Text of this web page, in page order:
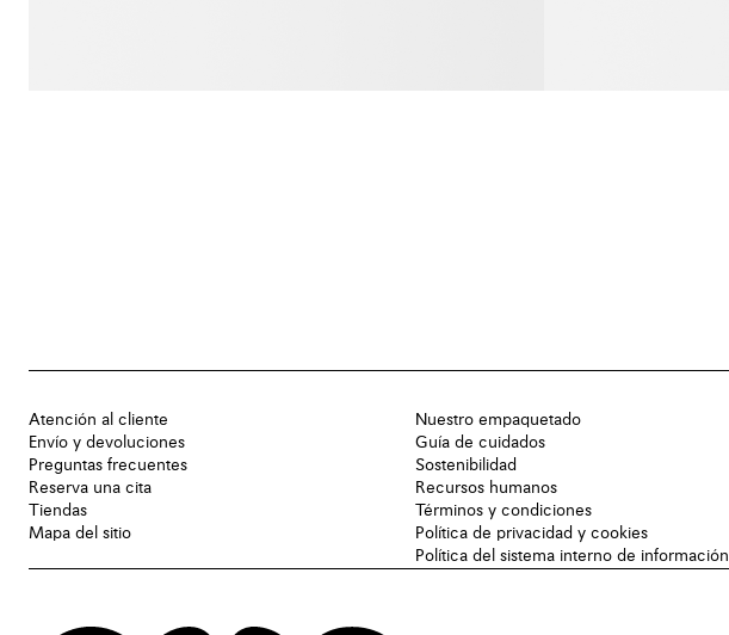
Atención al cliente
Envío y devoluciones
Preguntas frecuentes
Reserva una cita
Tiendas
Mapa del sitio
Nuestro empaquetado
Guía de cuidados
Sostenibilidad
Recursos humanos
Términos y condiciones
Política de privacidad y cookies
Política del sistema interno de información